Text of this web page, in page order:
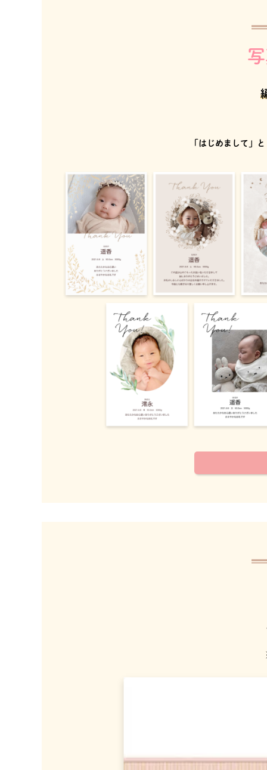
「はじめまして」